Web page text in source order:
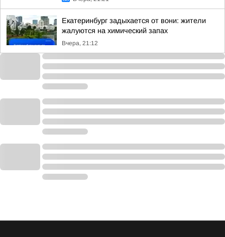
Екатеринбург задыхается от вони: жители
жалуются на химический запах
Вчера, 21:12